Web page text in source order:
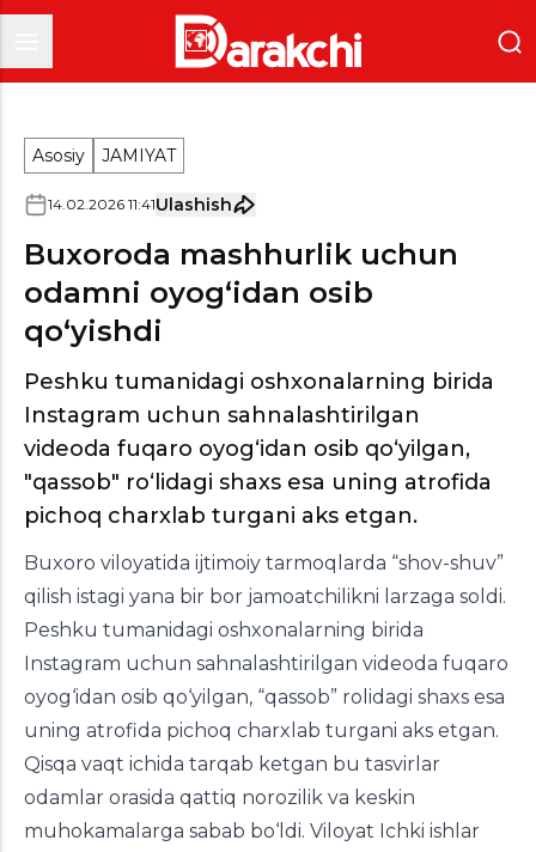
Asosiy JAMIYAT
14.02.2026 11:41Ulashish
Buxoroda mashhurlik uchun
odamni oyog‘idan osib
qo‘yishdi
Peshku tumanidagi oshxonalarning birida
Instagram uchun sahnalashtirilgan
videoda fuqaro oyog‘idan osib qo‘yilgan,
"qassob" ro‘lidagi shaxs esa uning atrofida
pichoq charxlab turgani aks etgan.
Buxoro viloyatida ijtimoiy tarmoqlarda “shov-shuv”
qilish istagi yana bir bor jamoatchilikni larzaga soldi.
Peshku tumanidagi oshxonalarning birida
Instagram uchun sahnalashtirilgan videoda fuqaro
oyog‘idan osib qo‘yilgan, “qassob” rolidagi shaxs esa
uning atrofida pichoq charxlab turgani aks etgan.
Qisqa vaqt ichida tarqab ketgan bu tasvirlar
odamlar orasida qattiq norozilik va keskin
muhokamalarga sabab bo‘ldi. Viloyat Ichki ishlar